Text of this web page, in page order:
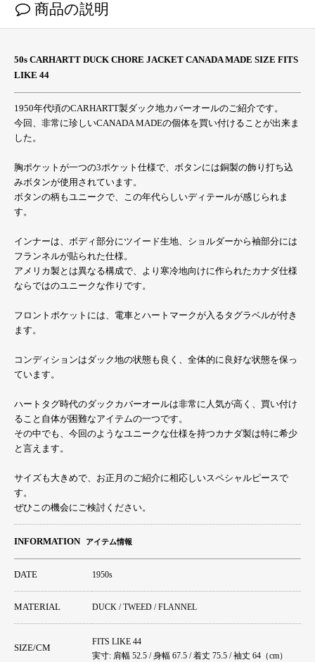
商品の説明
50s CARHARTT DUCK CHORE JACKET CANADA MADE SIZE FITS
LIKE 44
1950年代頃のCARHARTT製ダック地カバーオールのご紹介です。
今回、非常に珍しいCANADA MADEの個体を買い付けることが出来ま
した。
胸ポケットが一つの3ポケット仕様で、ボタンには銅製の飾り打ち込
みボタンが使用されています。
ボタンの柄もユニークで、この年代らしいディテールが感じられま
す。
インナーは、ボディ部分にツイード生地、ショルダーから袖部分には
フランネルが貼られた仕様。
アメリカ製とは異なる構成で、より寒冷地向けに作られたカナダ仕様
ならではのユニークな作りです。
フロントポケットには、電車とハートマークが入るタグラベルが付き
ます。
コンディションはダック地の状態も良く、全体的に良好な状態を保っ
ています。
ハートタグ時代のダックカバーオールは非常に人気が高く、買い付け
ること自体が困難なアイテムの一つです。
その中でも、今回のようなユニークな仕様を持つカナダ製は特に希少
と言えます。
サイズも大きめで、お正月のご紹介に相応しいスペシャルピースで
す。
ぜひこの機会にご検討ください。
INFORMATION アイテム情報
DATE 1950s
MATERIAL DUCK / TWEED / FLANNEL
SIZE/CM
FITS LIKE 44
実寸: 肩幅 52.5 / 身幅 67.5 / 着丈 75.5 / 袖丈 64（cm）